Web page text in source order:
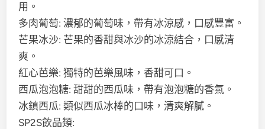
用。
多肉葡萄: 濃郁的葡萄味，帶有冰涼感，口感豐富。
芒果冰沙: 芒果的香甜與冰沙的冰涼結合，口感清
爽。
紅心芭樂: 獨特的芭樂風味，香甜可口。
西瓜泡泡糖: 甜甜的西瓜味，帶有泡泡糖的香氣。
冰鎮西瓜: 類似西瓜冰棒的口味，清爽解膩。
SP2S飲品類: